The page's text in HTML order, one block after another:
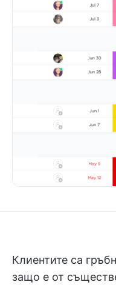
Клиентите са
защо е от